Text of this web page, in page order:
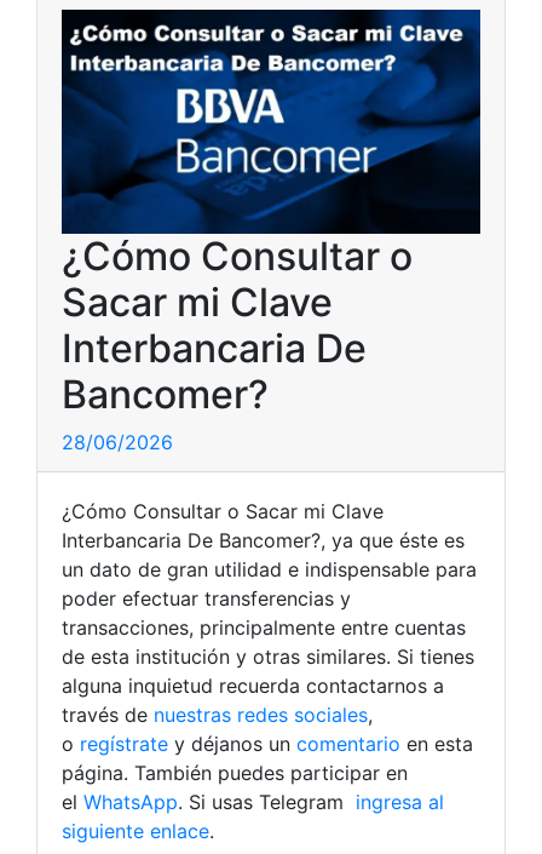
¿Cómo Consultar o
Sacar mi Clave
Interbancaria De
Bancomer?
28/06/2026
¿Cómo Consultar o Sacar mi Clave
Interbancaria De Bancomer?, ya que éste es
un dato de gran utilidad e indispensable para
poder efectuar transferencias y
transacciones, principalmente entre cuentas
de esta institución y otras similares. Si tienes
alguna inquietud recuerda contactarnos a
través de nuestras redes sociales,
o regístrate y déjanos un comentario en esta
página. También puedes participar en
el WhatsApp. Si usas Telegram ingresa al
siguiente enlace.